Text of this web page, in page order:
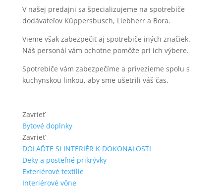
V našej predajni sa špecializujeme na spotrebiče
dodávateľov Küppersbusch, Liebherr a Bora.
Vieme však zabezpečiť aj spotrebiče iných značiek.
Náš personál vám ochotne pomôže pri ich výbere.
Spotrebiče vám zabezpečíme a privezieme spolu s
kuchynskou linkou, aby sme ušetrili váš čas.
Zavrieť
Bytové doplnky
Zavrieť
DOLAĎTE SI INTERIÉR K DOKONALOSTI
Deky a posteľné prikrývky
Exteriérové textílie
Interiérové vône